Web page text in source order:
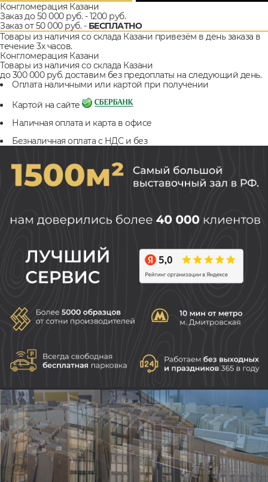
Конгломерация Казани
Заказ до 50 000 руб. - 1200 руб.
Заказ от 50 000 руб. - БЕСПЛАТНО
Товары из наличия со склада Казани привезём в день заказа в
течение 3х часов.
Конгломерация Казани
Товары из наличия со склада Казани
до 300 000 руб. доставим без предоплаты на следующий день.
Оплата наличными или картой при получении
Картой на сайте
Наличная оплата и карта в офисе
Безналичная оплата с НДС и без